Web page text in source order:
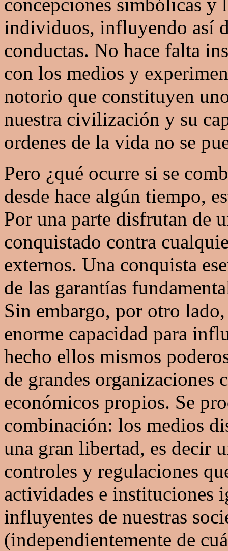
individuos, influyendo así
conductas. No hace falta
con los medios y
notorio que constituyen
nuestra civilización y su
ordenes de la vida no se
Pero ¿qué ocurre si se
desde hace algún tiempo,
Por una parte disfrutan de
conquistado contra
externos. Una conquista
de las garantías
Sin embargo, por otro
enorme capacidad para
hecho ellos mismos
de grandes organizaciones
económicos propios. Se
combinación: los medios
una gran libertad, es decir
controles y regulaciones
actividades e instituciones
influyentes de nuestras
(independientemente de